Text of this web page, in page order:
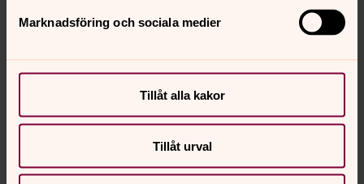
Marknadsföring och sociala medier
Tillåt alla kakor
Tillåt urval
13. Från evighet Sopr